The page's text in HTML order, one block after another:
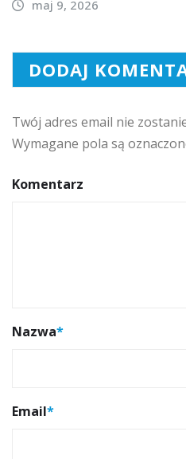
maj 9, 2026
DODAJ
Twój adres email nie
Wymagane pola są
Komentarz
Nazwa*
Email*